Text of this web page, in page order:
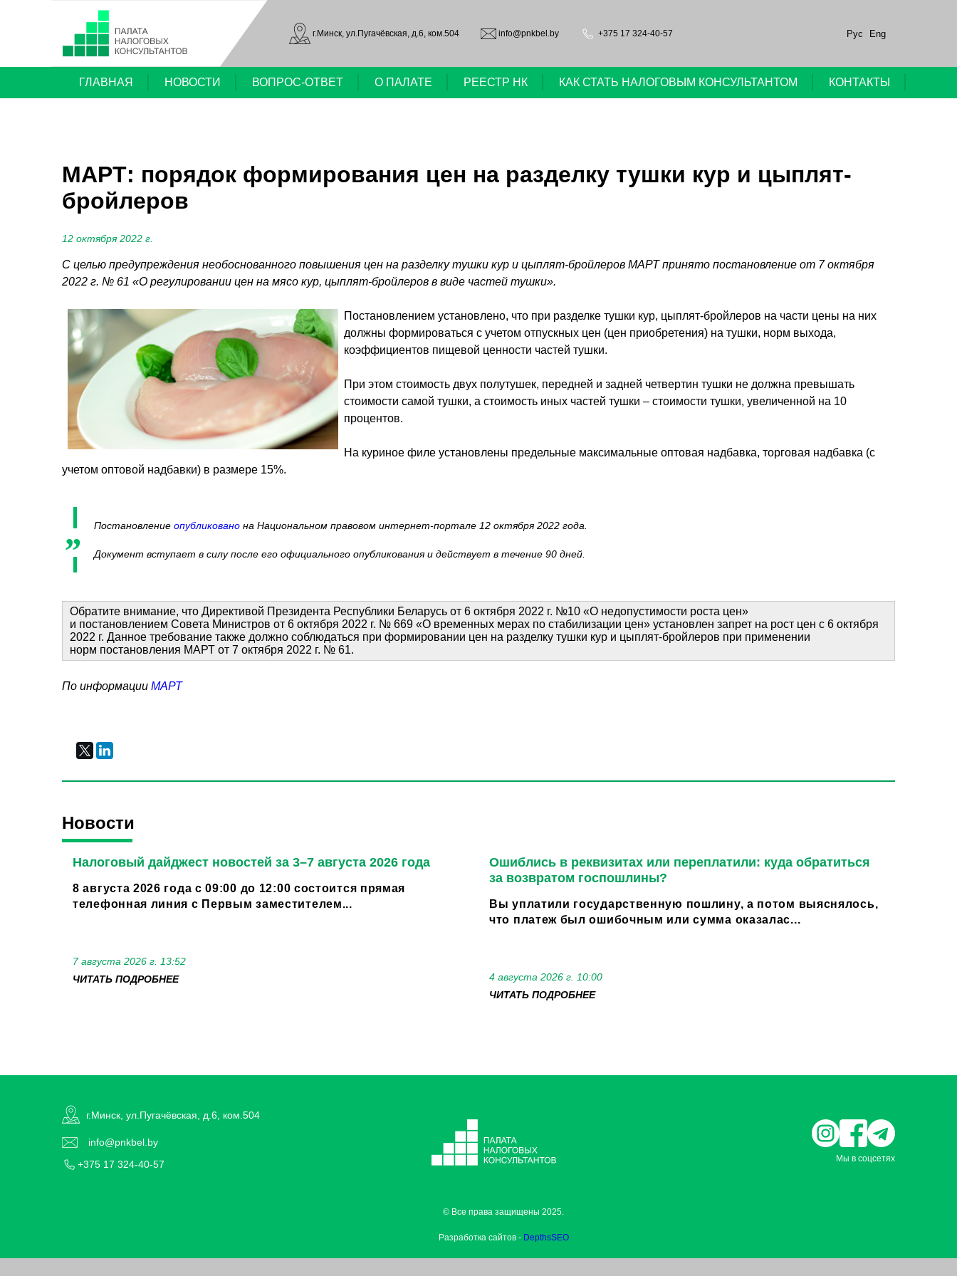
г.Минск, ул.Пугачёвская, д.6, ком.504 info@pnkbel.by +375 17 324-40-57 Рус Eng
ГЛАВНАЯ НОВОСТИ ВОПРОС-ОТВЕТ О ПАЛАТЕ РЕЕСТР НК КАК СТАТЬ НАЛОГОВЫМ КОНСУЛЬТАНТОМ КОНТАКТЫ
МАРТ: порядок формирования цен на разделку тушки кур и цыплят-
бройлеров
12 октября 2022 г.
С целью предупреждения необоснованного повышения цен на разделку тушки кур и цыплят-бройлеров МАРТ принято постановление от 7 октября
2022 г. № 61 «О регулировании цен на мясо кур, цыплят-бройлеров в виде частей тушки».
Постановлением установлено, что при разделке тушки кур, цыплят-бройлеров на части цены на них
должны формироваться с учетом отпускных цен (цен приобретения) на тушки, норм выхода,
коэффициентов пищевой ценности частей тушки.
При этом стоимость двух полутушек, передней и задней четвертин тушки не должна превышать
стоимости самой тушки, а стоимость иных частей тушки – стоимости тушки, увеличенной на 10
процентов.
На куриное филе установлены предельные максимальные оптовая надбавка, торговая надбавка (с
учетом оптовой надбавки) в размере 15%.
Постановление опубликовано на Национальном правовом интернет-портале 12 октября 2022 года.
Документ вступает в силу после его официального опубликования и действует в течение 90 дней.
Обратите внимание, что Директивой Президента Республики Беларусь от 6 октября 2022 г. №10 «О недопустимости роста цен»
и постановлением Совета Министров от 6 октября 2022 г. № 669 «О временных мерах по стабилизации цен» установлен запрет на рост цен с 6 октября
2022 г. Данное требование также должно соблюдаться при формировании цен на разделку тушки кур и цыплят-бройлеров при применении
норм постановления МАРТ от 7 октября 2022 г. № 61.
По информации МАРТ
Новости
Налоговый дайджест новостей за 3–7 августа 2026 года
8 августа 2026 года с 09:00 до 12:00 состоится прямая
телефонная линия с Первым заместителем...
7 августа 2026 г. 13:52
ЧИТАТЬ ПОДРОБНЕЕ
Ошиблись в реквизитах или переплатили: куда обратиться
за возвратом госпошлины?
Вы уплатили государственную пошлину, а потом выяснялось,
что платеж был ошибочным или сумма оказалас...
4 августа 2026 г. 10:00
ЧИТАТЬ ПОДРОБНЕЕ
г.Минск, ул.Пугачёвская, д.6, ком.504
info@pnkbel.by
+375 17 324-40-57
Мы в соцсетях
© Все права защищены 2025.
Разработка сайтов - DepthsSEO